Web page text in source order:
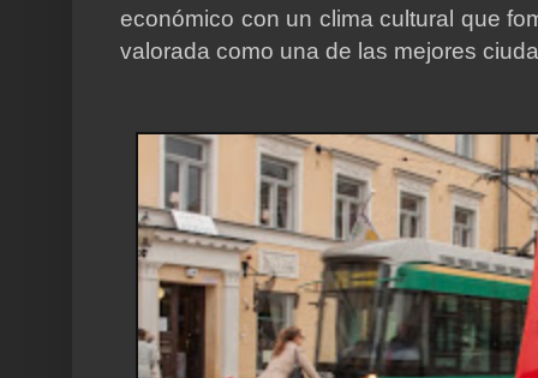
económico con un clima cultural que
valorada como una de las mejores